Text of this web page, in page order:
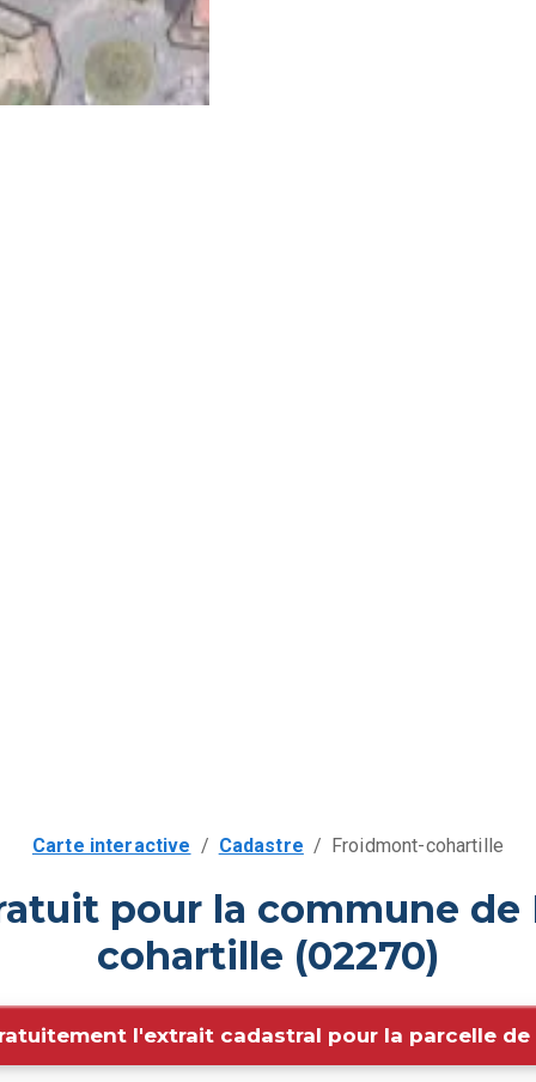
Carte interactive / Cadastre / Froidmont-cohartille
pour la commune
cohartille (02270)
l'extrait cadastral pour la parcelle de